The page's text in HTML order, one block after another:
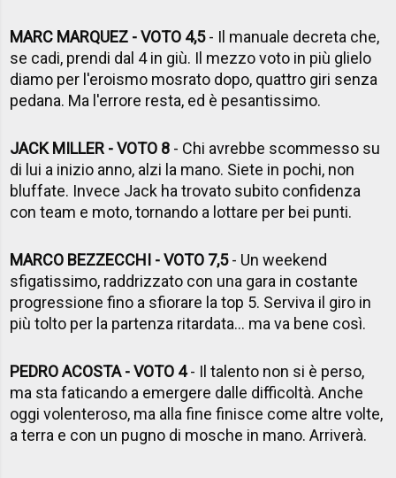
MARC MARQUEZ - VOTO 4,5- Il manuale decreta che,
se cadi, prendi dal 4 in giù. Il mezzo voto in più glielo
diamo per l'eroismo mosrato dopo, quattro giri senza
pedana. Ma l'errore resta, ed è pesantissimo.
JACK MILLER - VOTO 8 - Chi avrebbe scommesso su
di lui a inizio anno, alzi la mano. Siete in pochi, non
bluffate. Invece Jack ha trovato subito confidenza
con team e moto, tornando a lottare per bei punti.
MARCO BEZZECCHI - VOTO 7,5- Un weekend
sfigatissimo, raddrizzato con una gara in costante
progressione fino a sfiorare la top 5. Serviva il giro in
più tolto per la partenza ritardata... ma va bene così.
PEDRO ACOSTA - VOTO 4- Il talento non si è perso,
ma sta faticando a emergere dalle difficoltà. Anche
oggi volenteroso, ma alla fine finisce come altre volte,
a terra e con un pugno di mosche in mano. Arriverà.